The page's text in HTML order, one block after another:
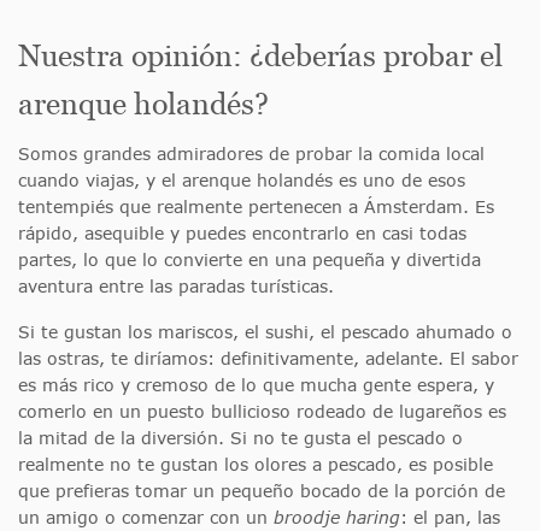
Nuestra opinión: ¿deberías probar el
arenque holandés?
Somos grandes admiradores de probar la comida local
cuando viajas, y el arenque holandés es uno de esos
tentempiés que realmente pertenecen a Ámsterdam. Es
rápido, asequible y puedes encontrarlo en casi todas
partes, lo que lo convierte en una pequeña y divertida
aventura entre las paradas turísticas.
Si te gustan los mariscos, el sushi, el pescado ahumado o
las ostras, te diríamos: definitivamente, adelante. El sabor
es más rico y cremoso de lo que mucha gente espera, y
comerlo en un puesto bullicioso rodeado de lugareños es
la mitad de la diversión. Si no te gusta el pescado o
realmente no te gustan los olores a pescado, es posible
que prefieras tomar un pequeño bocado de la porción de
un amigo o comenzar con un broodje haring: el pan, las